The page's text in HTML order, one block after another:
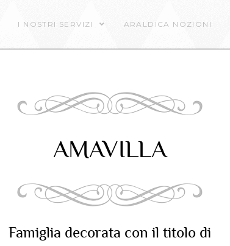
I NOSTRI SERVIZI ARALDICA NOZIONI
AMAVILLA
Famiglia decorata con il titolo di